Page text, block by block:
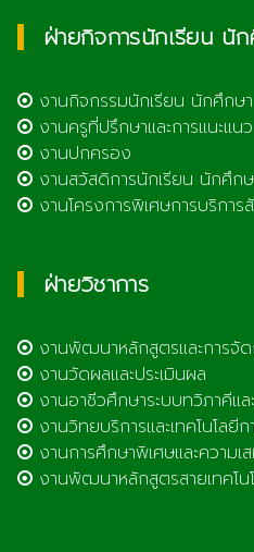
ฝ่ายกิจการนักเรียน นั
งานกิจกรรมนักเรียน นักศึกษา
งานครูที่ปรึกษาและการแนะแนว
งานปกครอง
งานสวัสดิการนักเรียน นักศึก
งานโครงการพิเศษการบริการ
ฝ่ายวิชาการ
งานพัฒนาหลักสูตรและการจัด
งานวัดผลและประเมินผล
งานอาชีวศึกษาระบบทวิภาคีแ
งานวิทยบริการและเทคโนโลยี
งานการศึกษาพิเศษและความ
งานพัฒนาหลักสูตรสายเทคโ